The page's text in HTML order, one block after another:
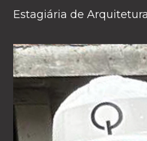
Estagiária de